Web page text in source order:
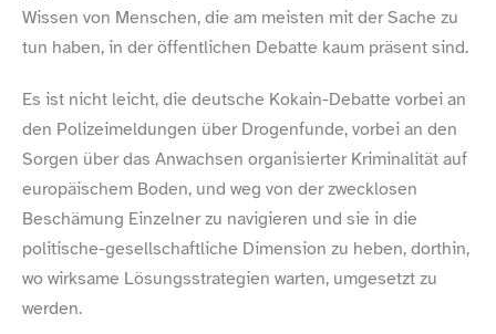
Wissen von Menschen, die am meisten mit der Sache zu
tun haben, in der öffentlichen Debatte kaum präsent sind.
Es ist nicht leicht, die deutsche Kokain-​Debatte vorbei an
den Polizeimeldungen über Drogenfunde, vorbei an den
Sorgen über das Anwachsen organisierter Kriminalität auf
europäischem Boden, und weg von der zwecklosen
Beschämung Einzelner zu navigieren und sie in die
politische-​gesellschaftliche Dimension zu heben, dorthin,
wo wirksame Lösungsstrategien warten, umgesetzt zu
werden.